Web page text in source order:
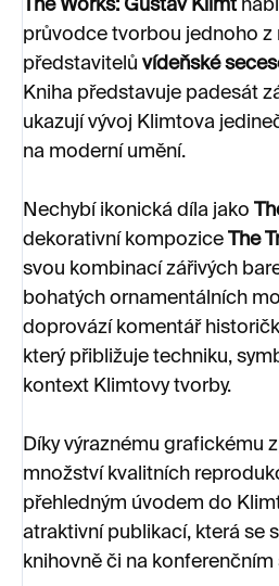
The Works: Gustav Klimt
průvodce tvorbou jednoho z
představitelů vídeňské
Kniha představuje padesát
ukazují vývoj Klimtova
na moderní umění.
Nechybí ikonická díla jako
dekorativní kompozice The
svou kombinací zářivých
bohatých ornamentálních
doprovází komentář
který přibližuje techniku,
kontext Klimtovy tvorby.
Díky výraznému grafickému
množství kvalitních
přehledným úvodem do
atraktivní publikací, která se
knihovně či na konferenčním